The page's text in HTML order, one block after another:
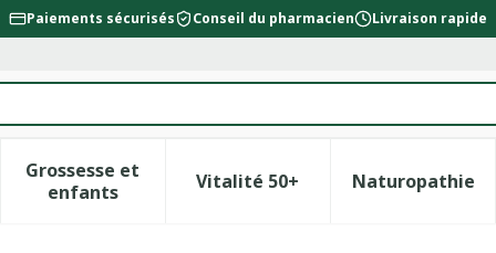
Paiements sécurisés Conseil du pharmacien Livraison rapide
catégorie Beauté, soins et hygiène
sous-menu pour la catégorie Régime, alimentation &
Grossesse et
enfants
Afficher le sous-menu pour la catégorie
Vitalité 50+Afficher le sous-menu pour
Naturopathie
Afficher